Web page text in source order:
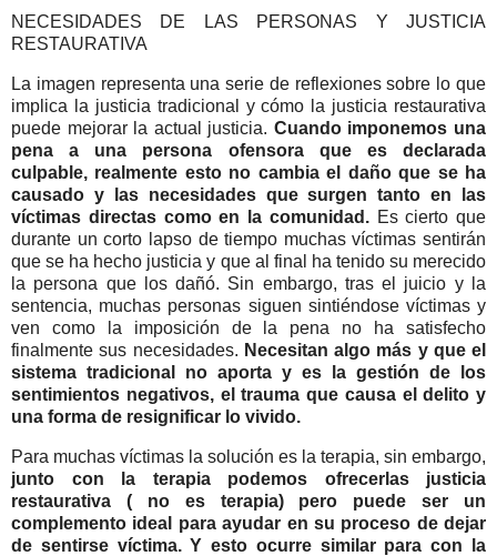
NECESIDADES DE LAS PERSONAS Y JUSTICIA
RESTAURATIVA
La imagen representa una serie de reflexiones sobre lo que
implica la justicia tradicional y cómo la justicia restaurativa
puede mejorar la actual justicia. Cuando imponemos una
pena a una persona ofensora que es declarada
culpable, realmente esto no cambia el daño que se ha
causado y las necesidades que surgen tanto en las
víctimas directas como en la comunidad. Es cierto que
durante un corto lapso de tiempo muchas víctimas sentirán
que se ha hecho justicia y que al final ha tenido su merecido
la persona que los dañó. Sin embargo, tras el juicio y la
sentencia, muchas personas siguen sintiéndose víctimas y
ven como la imposición de la pena no ha satisfecho
finalmente sus necesidades. Necesitan algo más y que el
sistema tradicional no aporta y es la gestión de los
sentimientos negativos, el trauma que causa el delito y
una forma de resignificar lo vivido.
Para muchas víctimas la solución es la terapia, sin embargo,
junto con la terapia podemos ofrecerlas justicia
restaurativa ( no es terapia) pero puede ser un
complemento ideal para ayudar en su proceso de dejar
de sentirse víctima. Y esto ocurre similar para con la